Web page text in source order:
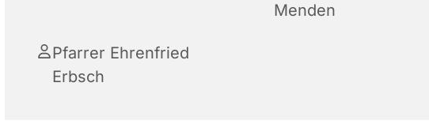
Menden
Pfarrer Ehrenfried
Erbsch